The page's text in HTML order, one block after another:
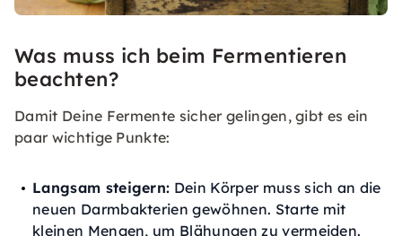
Was muss ich beim Fermentieren
beachten?
Damit Deine Fermente sicher gelingen, gibt es ein
paar wichtige Punkte:
Langsam steigern: Dein Körper muss sich an die
neuen Darmbakterien gewöhnen. Starte mit
kleinen Mengen, um Blähungen zu vermeiden.